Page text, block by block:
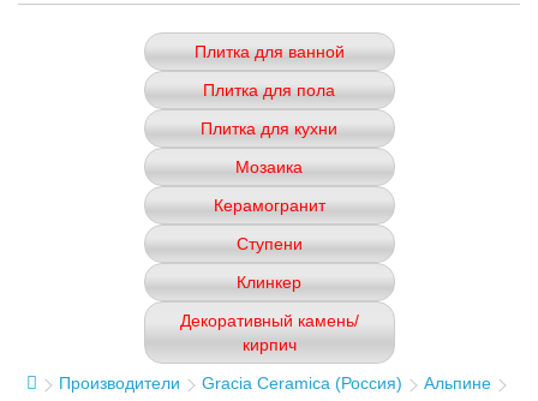
Плитка для ванной
Плитка для пола
Плитка для кухни
Мозаика
Керамогранит
Ступени
Клинкер
Декоративный камень/
кирпич
Производители Gracia Ceramica (Россия) Альпине